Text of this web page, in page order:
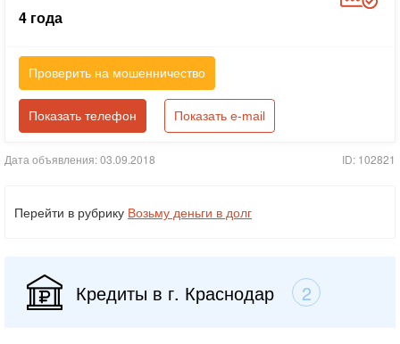
4 года
Проверить на мошенничество
Показать телефон Показать e-mail
Дата объявления: 03.09.2018 ID: 102821
Перейти в рубрику Возьму деньги в долг
Кредиты в г. Краснодар 2